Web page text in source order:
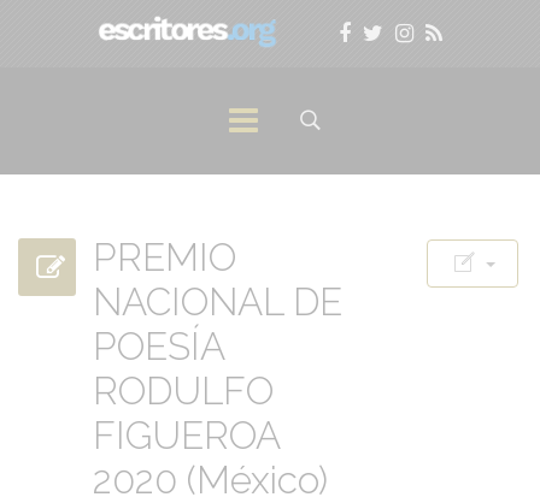
PREMIO
NACIONAL DE
POESÍA
RODULFO
FIGUEROA
2020 (México)